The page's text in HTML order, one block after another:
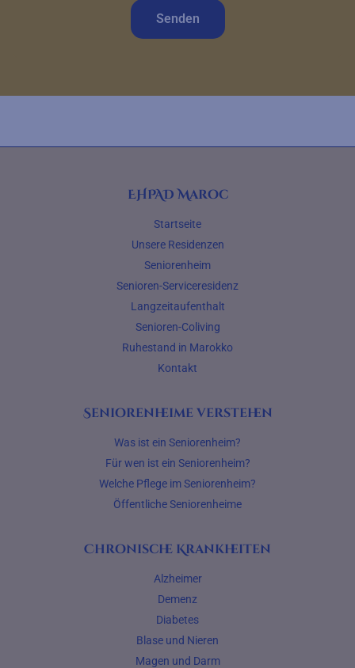
Senden
EHPAD Maroc
Startseite
Unsere Residenzen
Seniorenheim
Senioren-Serviceresidenz
Langzeitaufenthalt
Senioren-Coliving
Ruhestand in Marokko
Kontakt
Seniorenheime verstehen
Was ist ein Seniorenheim?
Für wen ist ein Seniorenheim?
Welche Pflege im Seniorenheim?
Öffentliche Seniorenheime
Chronische Krankheiten
Alzheimer
Demenz
Diabetes
Blase und Nieren
Magen und Darm